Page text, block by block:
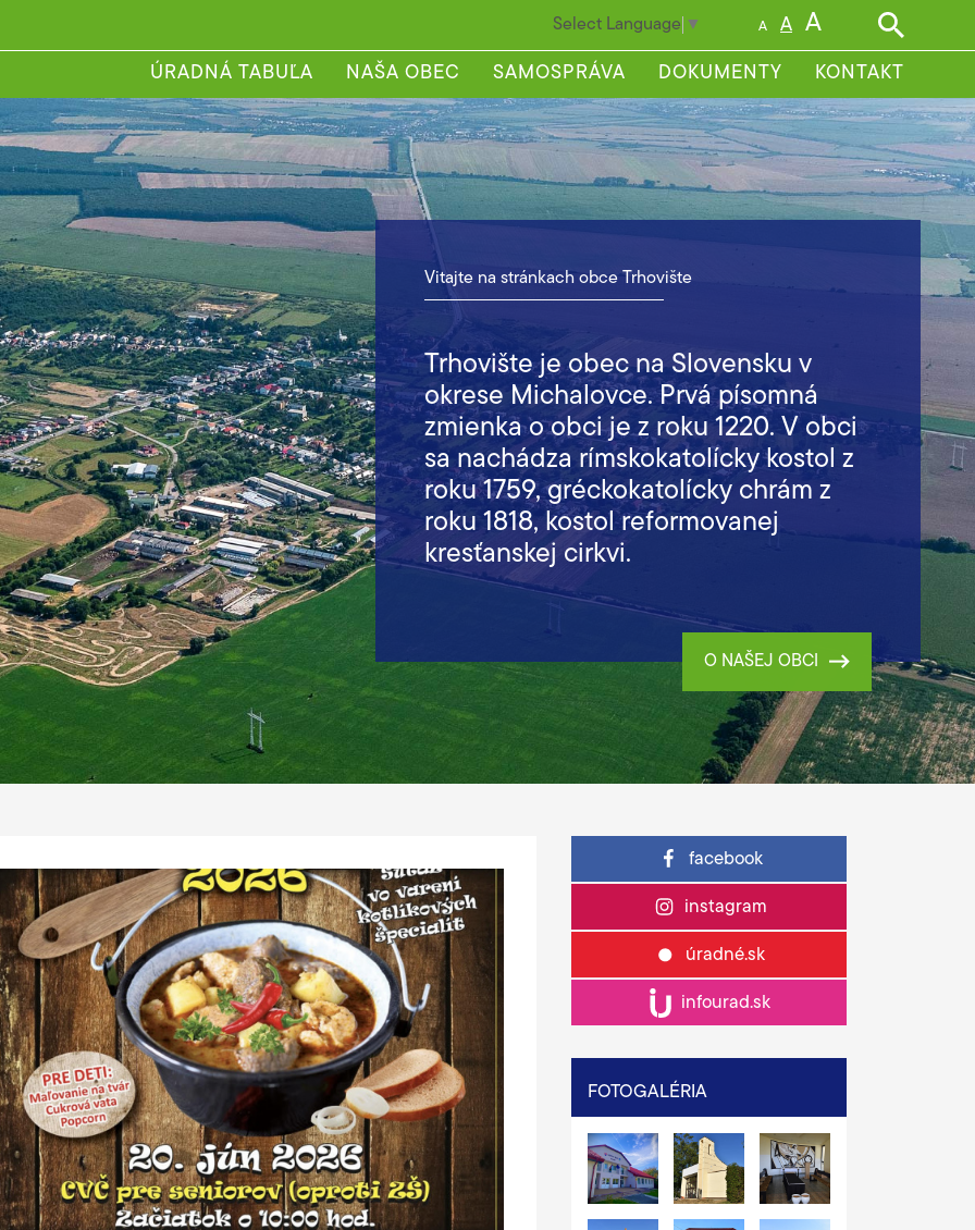
Select Language ▼ A A A
ÚRADNÁ TABUĽA NAŠA OBEC SAMOSPRÁVA DOKUMENTY KONTAKT
Vitajte na stránkach obce Trhovište
Trhovište je obec na Slovensku v
okrese Michalovce. Prvá písomná
zmienka o obci je z roku 1220. V obci
sa nachádza rímskokatolícky kostol z
roku 1759, gréckokatolícky chrám z
roku 1818, kostol reformovanej
kresťanskej cirkvi.
O NAŠEJ OBCI
facebook
instagram
úradné.sk
infourad.sk
FOTOGALÉRIA